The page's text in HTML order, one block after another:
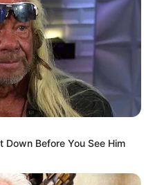
Down Before You See Him